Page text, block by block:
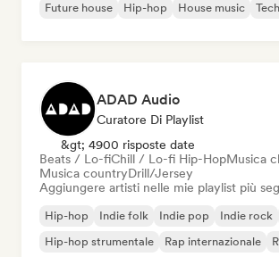
Future house
Hip-hop House music
ADAD Audio
Curatore Di Playlist
&gt; 4900 risposte date
Beats / Lo-fiChill / Lo-fi Hip-HopMusica
Musica countryDrill/Jersey
Aggiungere artisti nelle mie playlist più
Hip-hop Indie folk Indie pop Indie rock
Hip-hop strumentale
Rap internazionale